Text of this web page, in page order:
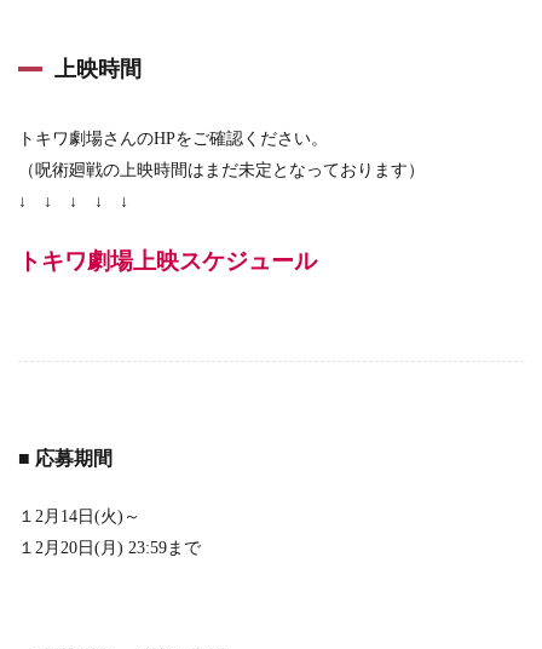
上映時間
トキワ劇場さんのHPをご確認ください。
（呪術廻戦の上映時間はまだ未定となっております）
↓ ↓ ↓ ↓ ↓
トキワ劇場上映スケジュール
■ 応募期間
１2月14日(火)～
１2月20日(月) 23:59まで